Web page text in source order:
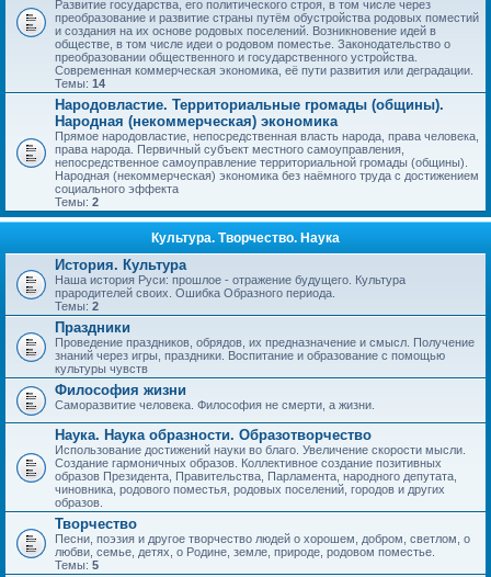
Развитие государства, его политического строя, в том числе через
преобразование и развитие страны путём обустройства родовых поместий
и создания на их основе родовых поселений. Возникновение идей в
обществе, в том числе идеи о родовом поместье. Законодательство о
преобразовании общественного и государственного устройства.
Современная коммерческая экономика, её пути развития или деградации.
Темы: 14
Народовластие. Территориальные громады (общины).
Народная (некоммерческая) экономика
Прямое народовластие, непосредственная власть народа, права человека,
права народа. Первичный субъект местного самоуправления,
непосредственное самоуправление территориальной громады (общины).
Народная (некоммерческая) экономика без наёмного труда с достижением
социального эффекта
Темы: 2
Культура. Творчество. Наука
История. Культура
Наша история Руси: прошлое - отражение будущего. Культура
прародителей своих. Ошибка Образного периода.
Темы: 2
Праздники
Проведение праздников, обрядов, их предназначение и смысл. Получение
знаний через игры, праздники. Воспитание и образование с помощью
культуры чувств
Философия жизни
Саморазвитие человека. Философия не смерти, а жизни.
Наука. Наука образности. Образотворчество
Использование достижений науки во благо. Увеличение скорости мысли.
Создание гармоничных образов. Коллективное создание позитивных
образов Президента, Правительства, Парламента, народного депутата,
чиновника, родового поместья, родовых поселений, городов и других
образов.
Творчество
Песни, поэзия и другое творчество людей о хорошем, добром, светлом, о
любви, семье, детях, о Родине, земле, природе, родовом поместье.
Темы: 5